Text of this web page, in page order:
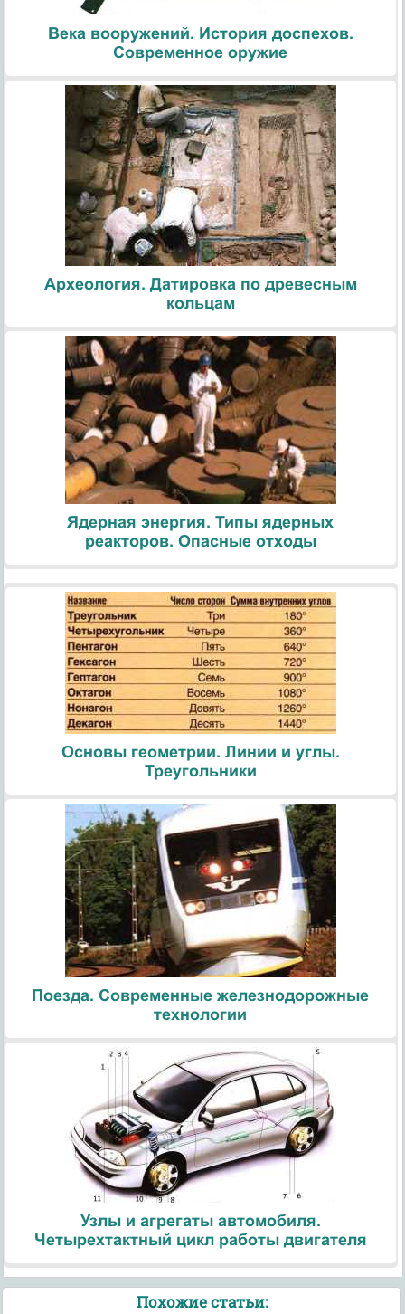
Века вооружений. История доспехов.
Современное оружие
Археология. Датировка по древесным
кольцам
Ядерная энергия. Типы ядерных
реакторов. Опасные отходы
Основы геометрии. Линии и углы.
Треугольники
Поезда. Современные железнодорожные
технологии
Узлы и агрегаты автомобиля.
Четырехтактный цикл работы двигателя
Похожие статьи: